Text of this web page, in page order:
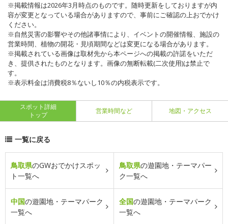
※掲載情報は2026年3月時点のものです。随時更新をしておりますが内
容が変更となっている場合がありますので、事前にご確認の上おでかけ
ください。
※自然災害の影響やその他諸事情により、イベントの開催情報、施設の
営業時間、植物の開花・見頃期間などは変更になる場合があります。
※掲載されている画像は取材先から本ページへの掲載の許諾をいただ
き、提供されたものとなります。画像の無断転載(二次使用)は禁止で
す。
※表示料金は消費税8％ないし10％の内税表示です。
スポット詳細
トップ
営業時間など 地図・アクセス
一覧に戻る
鳥取県のGWおでかけスポッ
ト一覧へ
鳥取県の遊園地・テーマパー
ク一覧へ
中国の遊園地・テーマパーク
一覧へ
全国の遊園地・テーマパーク
一覧へ